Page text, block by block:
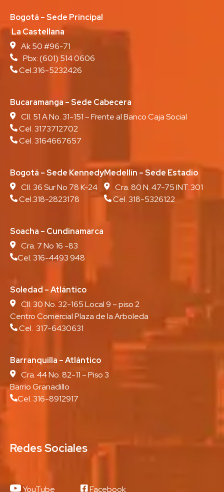
Bogotá – Sede Principal
La Castellana
Ak 50 #96-71
Pbx:(601) 514 0606
Cel.316-5232426
Bucaramanga – Sede Cabecera
Cll. 51 A No. 31-151 – Frente al Banco Caja Social
Cel. 3173712702
Cel. 3164667657
Bogotá – Sede Kennedy
Cll. 36 Sur No 78 K-24
Cel.318-2823178
Medellín – Sede Estadio
Cra. 80 N. 47-75 INT. 301
Cel. 318-5326122
Soacha – Cundinamarca
Cra. 7 No 16 -83
Cel. 316-4493 948
Soledad – Atlántico
Cll. 30 No. 32-165 Local 9 – piso 2
Centro Comercial Plaza de la Arboleda
Cel. 317-6430631
Barranquilla – Atlántico
Cra. 44 No. 82-11 – Piso 3
Barrio Granadillo
Cel. 316-8912917
Redes Sociales
YouTube Facebook